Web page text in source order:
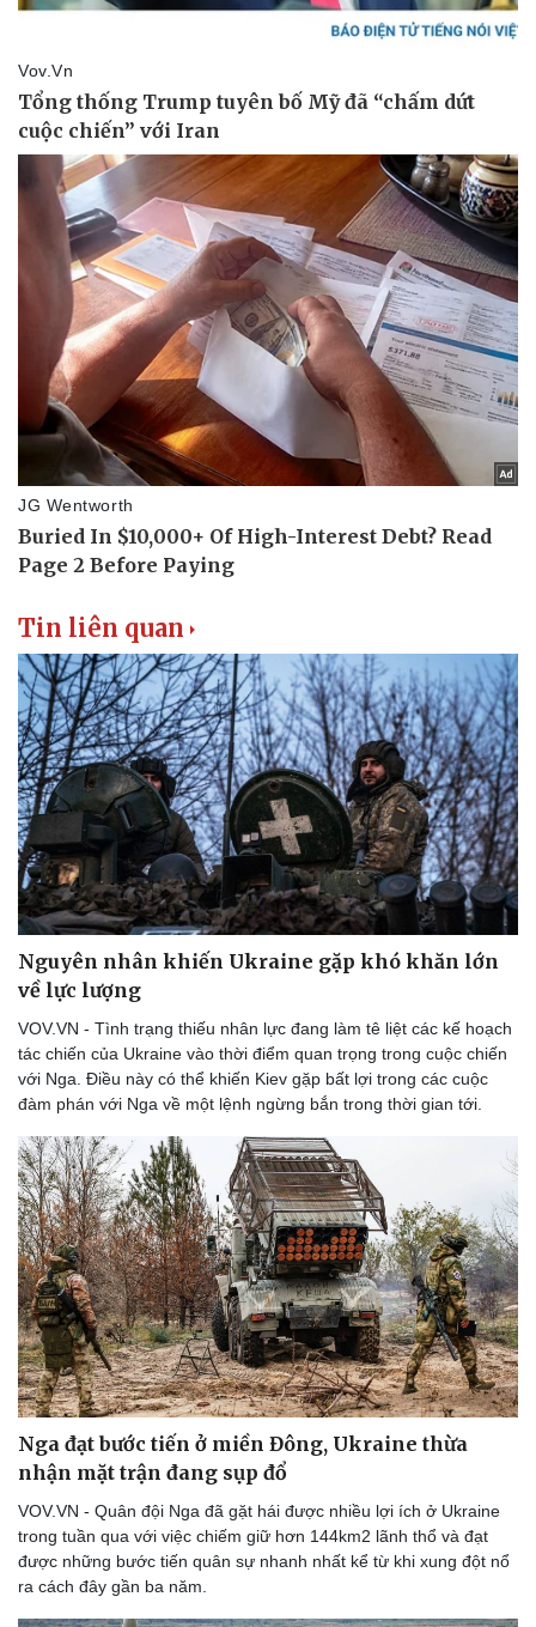
Pháp luật
Vụ án
Tin nóng
Tư vấn luật
Quân sự - Quốc phòng
Vũ khí
Việt Nam
Phân tích
Tin liên quan
Nguyên nhân khiến Ukraine gặp khó khăn lớn
về lực lượng
VOV.VN - Tình trạng thiếu nhân lực đang làm tê liệt các kế hoạch
tác chiến của Ukraine vào thời điểm quan trọng trong cuộc chiến
với Nga. Điều này có thể khiến Kiev gặp bất lợi trong các cuộc
đàm phán với Nga về một lệnh ngừng bắn trong thời gian tới.
Nga đạt bước tiến ở miền Đông, Ukraine thừa
nhận mặt trận đang sụp đổ
VOV.VN - Quân đội Nga đã gặt hái được nhiều lợi ích ở Ukraine
trong tuần qua với việc chiếm giữ hơn 144km2 lãnh thổ và đạt
được những bước tiến quân sự nhanh nhất kể từ khi xung đột nổ
ra cách đây gần ba năm.